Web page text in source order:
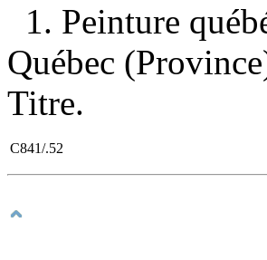
1. Peinture
Québec
Titre.
C841/.52